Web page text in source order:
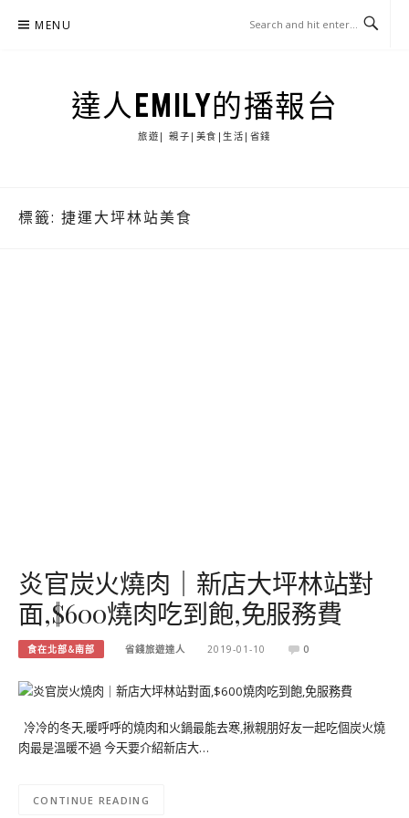
MENU
達人EMILY的播報台
旅遊| 親子|美食|生活|省錢
標籤: 捷運大坪林站美食
炎官炭火燒肉｜新店大坪林站對
面,$600燒肉吃到飽,免服務費
食在北部&南部 省錢旅遊達人 2019-01-10 0
冷冷的冬天,暖呼呼的燒肉和火鍋最能去寒,揪親朋好友一起吃個炭火燒
肉最是溫暖不過 今天要介紹新店大…
CONTINUE READING